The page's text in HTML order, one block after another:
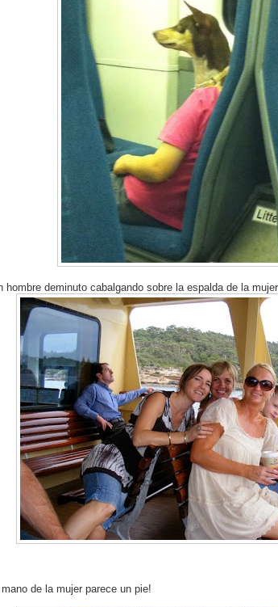
hombre deminuto cabalgando sobre la espalda de la
de la mujer parece un pie!